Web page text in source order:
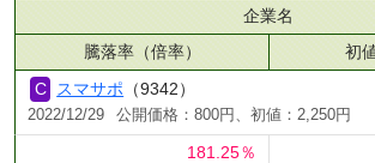
企業名
騰落率（倍率）
初
スマサポ （9342）
2022/12/29 公開価格：800円、初値：2,250円
181.25％